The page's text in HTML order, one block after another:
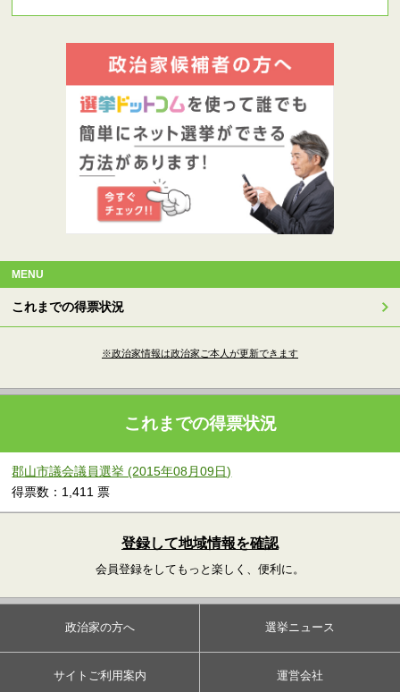
MENU
これまでの得票状況
※政治家情報は政治家ご本人が更新できます
これまでの得票状況
郡山市議会議員選挙 (2015年08月09日)
得票数：1,411 票
登録して地域情報を確認
会員登録をしてもっと楽しく、便利に。
政治家の方へ 選挙ニュース
サイトご利用案内 運営会社